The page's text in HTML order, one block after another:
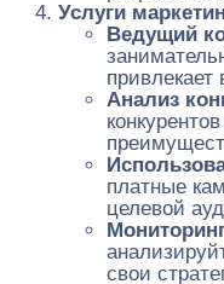
Услуги
Ведущий
привлекает
Анализ
платные
целевой
свои